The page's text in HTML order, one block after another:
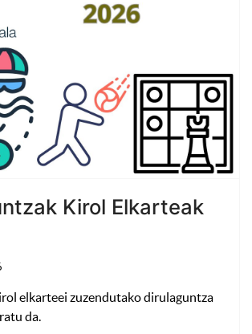
Kirol Elkarteak
elkarteei zuzendutako dirulaguntza
da.